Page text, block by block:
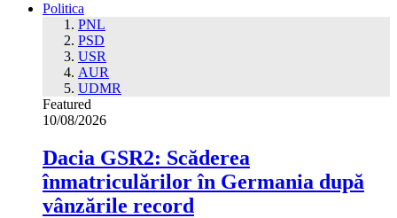
Politica
PNL
PSD
USR
AUR
UDMR
Featured
10/08/2026
Dacia GSR2: Scăderea
înmatriculărilor în Germania după
vânzările record